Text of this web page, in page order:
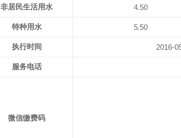
非居民生活用水 4.50
特种用水 5.50
执行时间 2016-
服务电话
微信缴费码